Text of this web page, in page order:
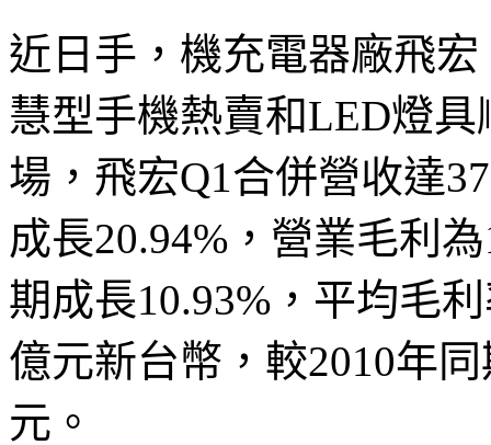
近日手，機充電器廠飛
慧型手機熱賣和LED燈
場，飛宏Q1合併營收達
成長20.94%，營業毛利
期成長10.93%，平均毛
億元新台幣，較2010年
元。